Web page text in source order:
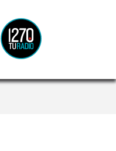
Radio
Provincia